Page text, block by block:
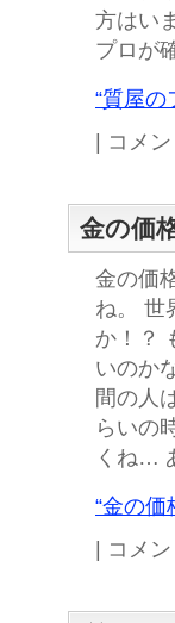
方はい
プロが
“質屋
| コメ
金の価
金の価
ね。 世
か！？
いのか
間の人
らいの
くね…
“金の
| コメ